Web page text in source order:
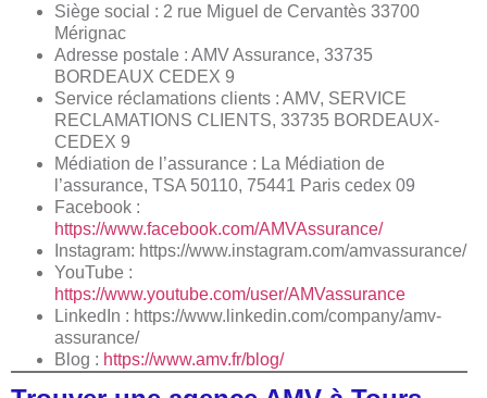
Siège social : 2 rue Miguel de Cervantès 33700
Mérignac
Adresse postale : AMV Assurance, 33735
BORDEAUX CEDEX 9
Service réclamations clients : AMV, SERVICE
RECLAMATIONS CLIENTS, 33735 BORDEAUX-
CEDEX 9
Médiation de l’assurance : La Médiation de
l’assurance, TSA 50110, 75441 Paris cedex 09
Facebook :
https://www.facebook.com/AMVAssurance/
Instagram: https://www.instagram.com/amvassurance/
YouTube :
https://www.youtube.com/user/AMVassurance
LinkedIn : https://www.linkedin.com/company/amv-
assurance/
Blog : https://www.amv.fr/blog/